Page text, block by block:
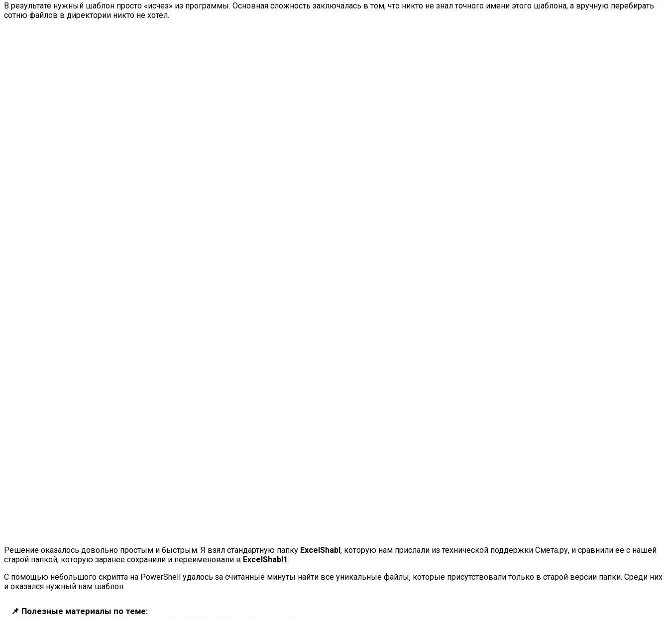
В результате нужный шаблон просто «исчез» из программы. Основная сложность заключалась в том, что никто не знал точного имени этого шаблона, а вручную перебирать
сотню файлов в директории никто не хотел.
Решение оказалось довольно простым и быстрым. Я взял стандартную папку ExcelShabl, которую нам прислали из технической поддержки Смета.ру, и сравнили её с нашей
старой папкой, которую заранее сохранили и переименовали в ExcelShabl1.
С помощью небольшого скрипта на PowerShell удалось за считанные минуты найти все уникальные файлы, которые присутствовали только в старой версии папки. Среди них
и оказался нужный нам шаблон.
📌 Полезные материалы по теме: